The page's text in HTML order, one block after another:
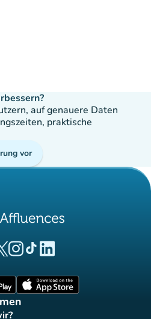
auf genauere Daten
praktische
vor
tab)
(new tab)
(new tab)(new tab)
(new tab)